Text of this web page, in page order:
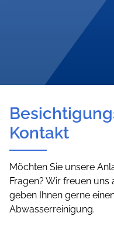
Kontakt
Möchten Sie unsere
Fragen? Wir freuen
geben Ihnen gerne
Abwasserreinigung.